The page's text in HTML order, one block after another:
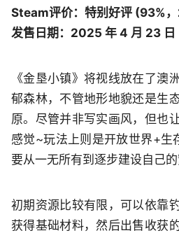
Steam评价：特别好评 (93%
发售日期：2025 年 4 月 23 日
《金垦小镇》将视线放在了澳
郁森林，不管地形地貌还是生
原。尽管并非写实画风，但也
感觉~玩法上则是开放世界+生
要从一无所有到逐步建设自己的
初期资源比较有限，可以依靠
获得基础材料，然后出售收获